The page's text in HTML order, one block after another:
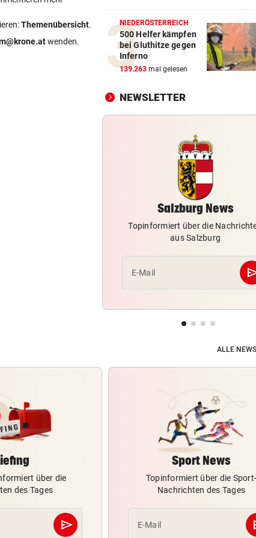
Themenübersicht.
wenden.
Skurrilitäten in der Red Bull
häufen sich
MITTEN IN HITZEWELLE vor
Irre! Salzburg – Pafos wegen
WAS FÜR EINE KLATSCHE!
TV-Star geht mit Kanzler
ZAHLREICHE EINSÄTZE
Bach wurde in Pinzgauer Ort
reißendem Fluss
NIEDERÖSTERREICH
500 Helfer kämpfen
bei Gluthitze gegen
Inferno
139.263 mal gelesen
NEWSLETTER
Salzburg News
Topinformiert über die
aus Salzburg
E-Mail
ALLE
über die
des Tages
send
Abschicken
Sport News
Topinformiert über die Sport-
Nachrichten des Tages
E-Mail